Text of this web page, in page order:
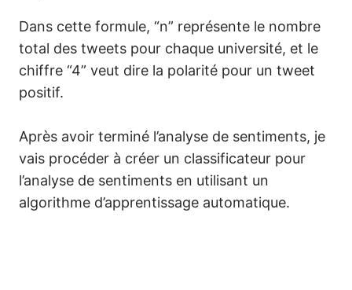
Dans cette formule, “n” représente le nombre
total des tweets pour chaque université, et le
chiffre “4” veut dire la polarité pour un tweet
positif.
Après avoir terminé l’analyse de sentiments, je
vais procéder à créer un classificateur pour
l’analyse de sentiments en utilisant un
algorithme d’apprentissage automatique.